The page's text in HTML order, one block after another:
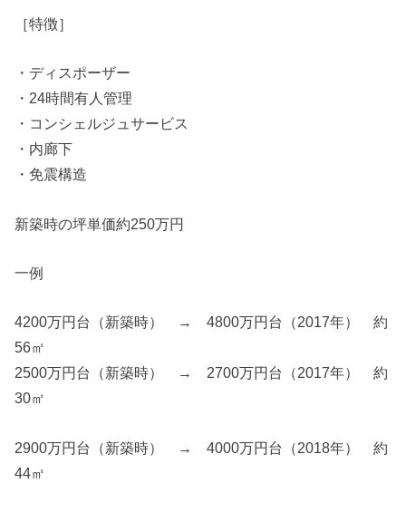
［特徴］
・ディスポーザー
・24時間有人管理
・コンシェルジュサービス
・内廊下
・免震構造
新築時の坪単価約250万円
一例
4200万円台（新築時） → 4800万円台（2017年） 約
56㎡
2500万円台（新築時） → 2700万円台（2017年） 約
30㎡
2900万円台（新築時） → 4000万円台（2018年） 約
44㎡